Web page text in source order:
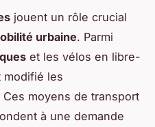
jouent un rôle crucial
urbaine. Parmi
et les vélos en libre-
modifié les
moyens de transport
à une demande